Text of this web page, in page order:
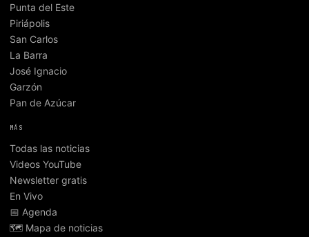
Punta del Este
Piriápolis
San Carlos
La Barra
José Ignacio
Garzón
Pan de Azúcar
MÁS
Todas las noticias
Videos YouTube
Newsletter gratis
En Vivo
📅 Agenda
🗺️ Mapa de noticias